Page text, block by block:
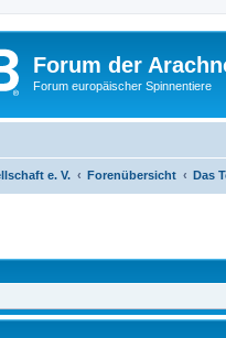
Forum der
Forum europäischer Spinnentiere
e. V. Forenübersicht Das